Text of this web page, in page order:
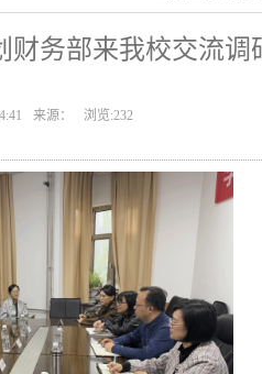
财务部来我校交流调
来源： 浏览:232